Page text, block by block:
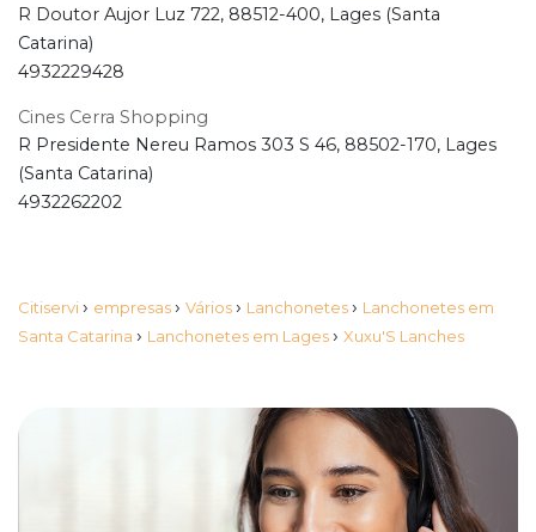
R Doutor Aujor Luz 722, 88512-400, Lages (Santa
Catarina)
4932229428
Cines Cerra Shopping
R Presidente Nereu Ramos 303 S 46, 88502-170, Lages
(Santa Catarina)
4932262202
Citiservi › empresas › Vários › Lanchonetes › Lanchonetes em
Santa Catarina › Lanchonetes em Lages › Xuxu'S Lanches